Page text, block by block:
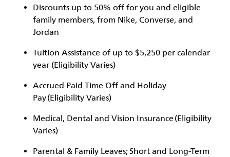
Discounts up to 50% off for you and eligible
family members, from Nike, Converse, and
Jordan
Tuition Assistance of up to $5,250 per calendar
year (Eligibility Varies)
Accrued Paid Time Off and Holiday
Pay (Eligibility Varies)
Medical, Dental and Vision Insurance (Eligibility
Varies)
Parental & Family Leaves; Short and Long-Term